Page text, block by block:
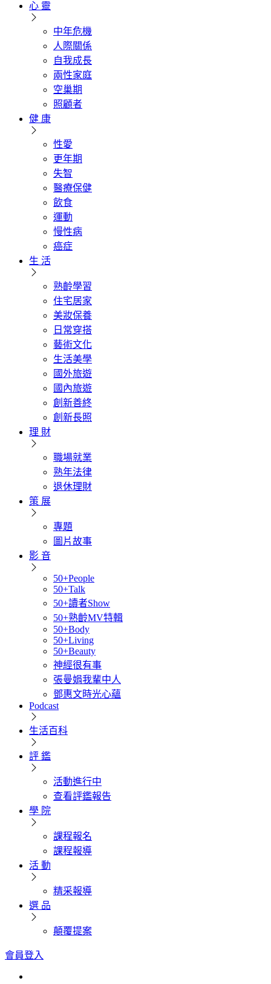
心 靈
中年危機
人際關係
自我成長
兩性家庭
空巢期
照顧者
健 康
性愛
更年期
失智
醫療保健
飲食
運動
慢性病
癌症
生 活
熟齡學習
住宅居家
美妝保養
日常穿搭
藝術文化
生活美學
國外旅遊
國內旅遊
創新善終
創新長照
理 財
職場就業
熟年法律
退休理財
策 展
專題
圖片故事
影 音
50+People
50+Talk
50+讀者Show
50+熟齡MV特輯
50+Body
50+Living
50+Beauty
神經很有事
張曼娟我輩中人
鄧惠文時光心蘊
Podcast
生活百科
評 鑑
活動進行中
查看評鑑報告
學 院
課程報名
課程報導
活 動
精采報導
選 品
顛覆提案
會員登入